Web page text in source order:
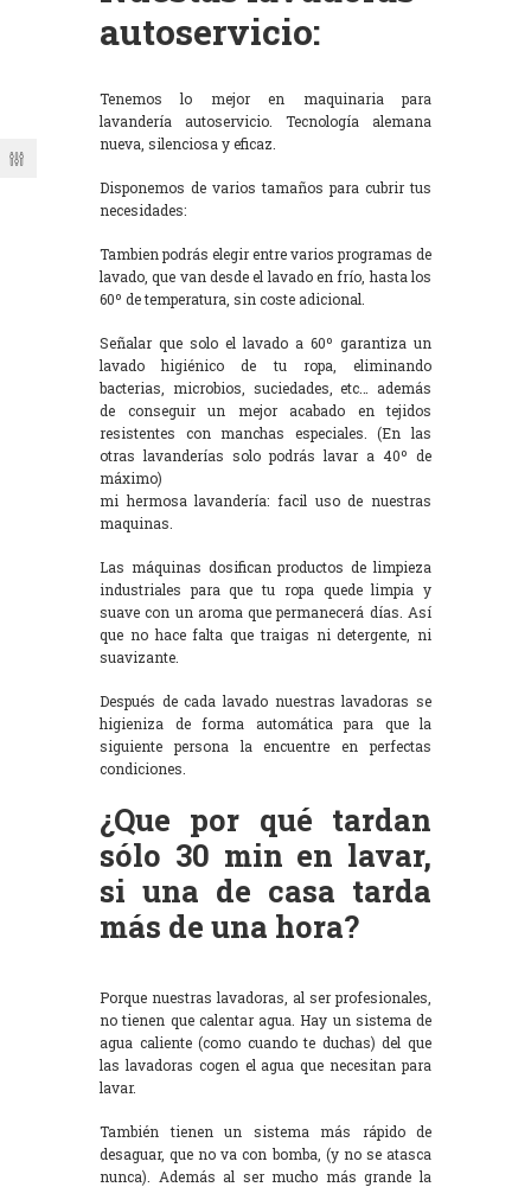
autoservicio:
Tenemos lo mejor en maquinaria para
lavandería autoservicio. Tecnología alemana
nueva, silenciosa y eficaz.
Disponemos de varios tamaños para cubrir tus
necesidades:
Tambien podrás elegir entre varios programas de
lavado, que van desde el lavado en frío, hasta los
60º de temperatura, sin coste adicional.
Señalar que solo el lavado a 60º garantiza un
lavado higiénico de tu ropa, eliminando
bacterias, microbios, suciedades, etc… además
de conseguir un mejor acabado en tejidos
resistentes con manchas especiales. (En las
otras lavanderías solo podrás lavar a 40º de
máximo)
mi hermosa lavandería: facil uso de nuestras
maquinas.
Las máquinas dosifican productos de limpieza
industriales para que tu ropa quede limpia y
suave con un aroma que permanecerá días. Así
que no hace falta que traigas ni detergente, ni
suavizante.
Después de cada lavado nuestras lavadoras se
higieniza de forma automática para que la
siguiente persona la encuentre en perfectas
condiciones.
¿Que por qué tardan
sólo 30 min en lavar,
si una de casa tarda
más de una hora?
Porque nuestras lavadoras, al ser profesionales,
no tienen que calentar agua. Hay un sistema de
agua caliente (como cuando te duchas) del que
las lavadoras cogen el agua que necesitan para
lavar.
También tienen un sistema más rápido de
desaguar, que no va con bomba, (y no se atasca
nunca). Además al ser mucho más grande la